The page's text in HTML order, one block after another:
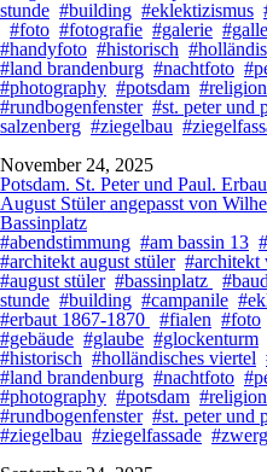
stunde #building #eklektizismus
#foto #fotografie #galerie
#handyfoto #historisch
#land brandenburg #nachtfoto
#photography #potsdam #religion
#rundbogenfenster #st. peter und
salzenberg #ziegelbau
November 24, 2025
Potsdam. St. Peter und Paul.
August Stüler angepasst von
Bassinplatz
#abendstimmung #am bassin 13
#architekt august stüler #architekt
#august stüler #bassinplatz
stunde #building #campanile
#erbaut 1867-1870
#fialen #foto
#gebäude #glaube #glockenturm
#historisch #holländisches viertel
#land brandenburg #nachtfoto
#photography #potsdam #religion
#rundbogenfenster #st. peter und
#ziegelbau #ziegelfassade